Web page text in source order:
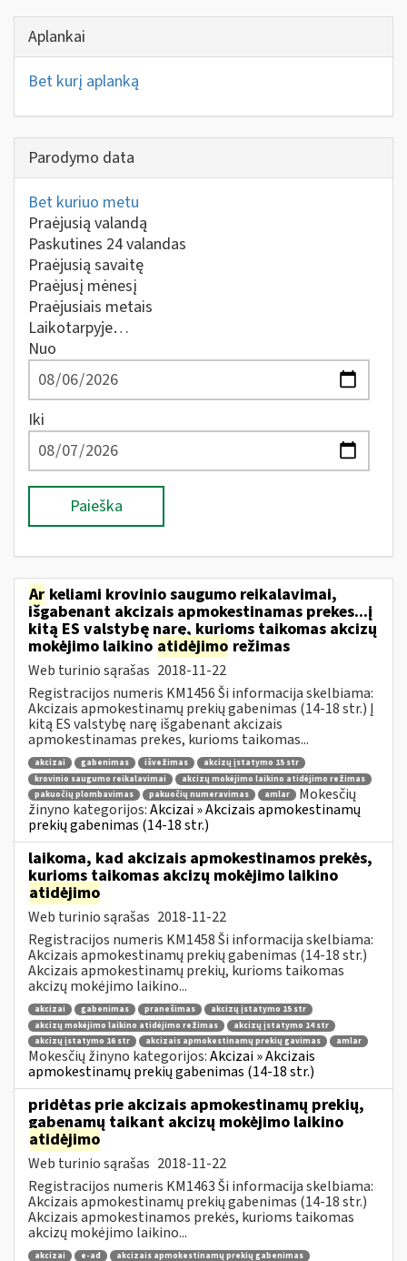
Aplankai
Bet kurį aplanką
Parodymo data
Bet kuriuo metu
Praėjusią valandą
Paskutines 24 valandas
Praėjusią savaitę
Praėjusį mėnesį
Praėjusiais metais
Laikotarpyje…
Nuo
Iki
Paieška
Ar keliami krovinio saugumo reikalavimai,
išgabenant akcizais apmokestinamas prekes...į
kitą ES valstybę narę, kurioms taikomas akcizų
mokėjimo laikino atidėjimo režimas
Web turinio sąrašas 2018-11-22
Registracijos numeris KM1456 Ši informacija skelbiama:
Akcizais apmokestinamų prekių gabenimas (14-18 str.) Į
kitą ES valstybę narę išgabenant akcizais
apmokestinamas prekes, kurioms taikomas...
akcizai gabenimas išvežimas
akcizų įstatymo 15 str
krovinio saugumo reikalavimai
akcizų mokėjimo laikino atidėjimo režimas
pakuočių plombavimas
pakuočių numeravimas amlar
Mokesčių
žinyno kategorijos:Akcizai » Akcizais apmokestinamų
prekių gabenimas (14-18 str.)
laikoma, kad akcizais apmokestinamos prekės,
kurioms taikomas akcizų mokėjimo laikino
atidėjimo
Web turinio sąrašas 2018-11-22
Registracijos numeris KM1458 Ši informacija skelbiama:
Akcizais apmokestinamų prekių gabenimas (14-18 str.)
Akcizais apmokestinamų prekių, kurioms taikomas
akcizų mokėjimo laikino...
akcizai gabenimas pranešimas
akcizų įstatymo 15 str
akcizų mokėjimo laikino atidėjimo režimas
akcizų įstatymo 14 str
akcizų įstatymo 16 str
akcizais apmokestinamų prekių gavimas amlar
Mokesčių žinyno kategorijos:Akcizai » Akcizais
apmokestinamų prekių gabenimas (14-18 str.)
pridėtas prie akcizais apmokestinamų prekių,
gabenamų taikant akcizų mokėjimo laikino
atidėjimo
Web turinio sąrašas 2018-11-22
Registracijos numeris KM1463 Ši informacija skelbiama:
Akcizais apmokestinamų prekių gabenimas (14-18 str.)
Akcizais apmokestinamos prekės, kurioms taikomas
akcizų mokėjimo laikino...
akcizai e-ad
akcizais apmokestinamų prekių gabenimas